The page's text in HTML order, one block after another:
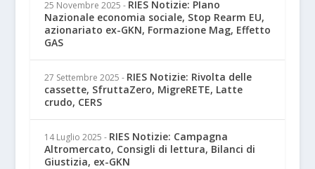
25 Novembre 2025 - RIES Notizie: PIano
Nazionale economia sociale, Stop Rearm EU,
azionariato ex-GKN, Formazione Mag, Effetto
GAS
27 Settembre 2025 - RIES Notizie: Rivolta delle
cassette, SfruttaZero, MigreRETE, Latte
crudo, CERS
14 Luglio 2025 - RIES Notizie: Campagna
Altromercato, Consigli di lettura, Bilanci di
Giustizia, ex-GKN